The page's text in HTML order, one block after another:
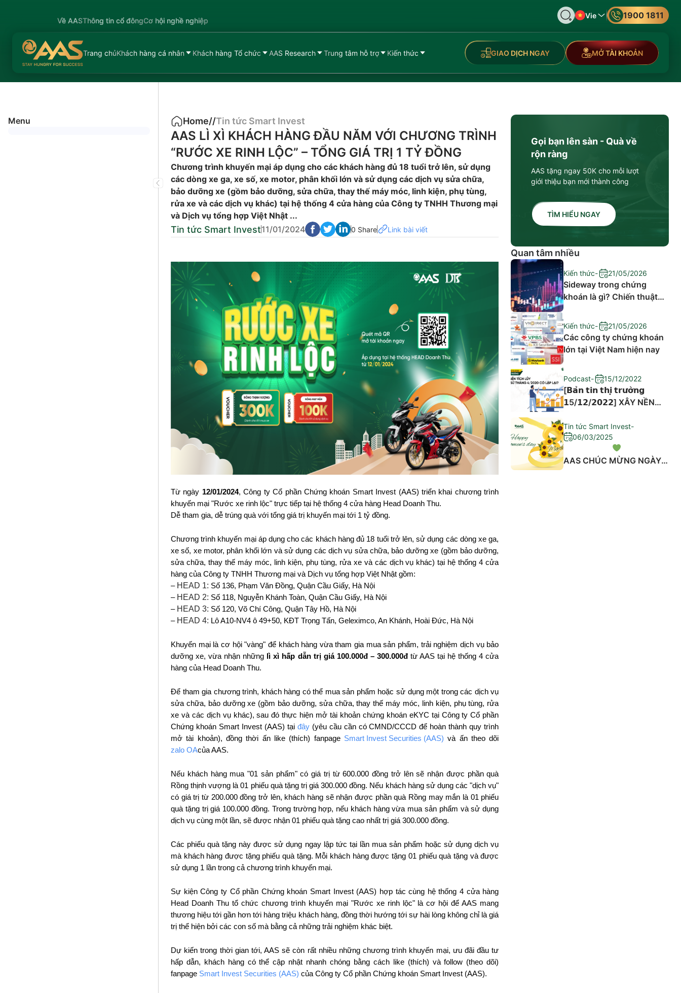
Về AASThông tin cổ đôngCơ hội nghề nghiệp
Vie 1900 1811
Trang chủKhách hàng cá nhân Khách hàng Tổ chức AAS Research Trung tâm hỗ trợ Kiến thức GIAO DỊCH NGAY MỞ TÀI KHOẢN
Menu Home//Tin tức Smart Invest
AAS LÌ XÌ KHÁCH HÀNG ĐẦU NĂM VỚI CHƯƠNG TRÌNH
“RƯỚC XE RINH LỘC” – TỔNG GIÁ TRỊ 1 TỶ ĐỒNG
Chương trình khuyến mại áp dụng cho các khách hàng đủ 18 tuổi trở lên, sử dụng
các dòng xe ga, xe số, xe motor, phân khối lớn và sử dụng các dịch vụ sửa chữa,
bảo dưỡng xe (gồm bảo dưỡng, sửa chữa, thay thế máy móc, linh kiện, phụ tùng,
rửa xe và các dịch vụ khác) tại hệ thống 4 cửa hàng của Công ty TNHH Thương mại
và Dịch vụ tổng hợp Việt Nhật ...
Tin tức Smart Invest11/01/2024 0 Share Link bài viết
Từ ngày 12/01/2024, Công ty Cổ phần Chứng khoán Smart Invest (AAS) triển khai chương trình
khuyến mại "Rước xe rinh lộc" trực tiếp tại hệ thống 4 cửa hàng Head Doanh Thu.
Dễ tham gia, dễ trúng quà với tổng giá trị khuyến mại tới 1 tỷ đồng.
Chương trình khuyến mại áp dụng cho các khách hàng đủ 18 tuổi trở lên, sử dụng các dòng xe ga,
xe số, xe motor, phân khối lớn và sử dụng các dịch vụ sửa chữa, bảo dưỡng xe (gồm bảo dưỡng,
sửa chữa, thay thế máy móc, linh kiện, phụ tùng, rửa xe và các dịch vụ khác) tại hệ thống 4 cửa
hàng của Công ty TNHH Thương mại và Dịch vụ tổng hợp Việt Nhật gồm:
– HEAD 1: Số 136, Phạm Văn Đồng, Quận Cầu Giấy, Hà Nội
– HEAD 2: Số 118, Nguyễn Khánh Toàn, Quận Cầu Giấy, Hà Nội
– HEAD 3: Số 120, Võ Chí Công, Quận Tây Hồ, Hà Nội
– HEAD 4: Lô A10-NV4 ô 49+50, KĐT Trọng Tấn, Geleximco, An Khánh, Hoài Đức, Hà Nội
Khuyến mại là cơ hội "vàng" để khách hàng vừa tham gia mua sản phẩm, trải nghiệm dịch vụ bảo
dưỡng xe, vừa nhận những lì xì hấp dẫn trị giá 100.000đ – 300.000đtừ AAS tại hệ thống 4 cửa
hàng của Head Doanh Thu.
Để tham gia chương trình, khách hàng có thể mua sản phẩm hoặc sử dụng một trong các dịch vụ
sửa chữa, bảo dưỡng xe (gồm bảo dưỡng, sửa chữa, thay thế máy móc, linh kiện, phụ tùng, rửa
xe và các dịch vụ khác), sau đó thực hiện mở tài khoản chứng khoán eKYC tại Công ty Cổ phần
Chứng khoán Smart Invest (AAS) tại đây(yêu cầu cần có CMND/CCCD để hoàn thành quy trình
mở tài khoản), đồng thời ấn like (thích) fanpage Smart Invest Securities (AAS) và ấn theo dõi
zalo OAcủa AAS.
Nếu khách hàng mua "01 sản phẩm" có giá trị từ 600.000 đồng trở lên sẽ nhận được phần quà
Rồng thịnh vượng là 01 phiếu quà tặng trị giá 300.000 đồng. Nếu khách hàng sử dụng các "dịch vụ"
có giá trị từ 200.000 đồng trở lên, khách hàng sẽ nhận được phần quà Rồng may mắn là 01 phiếu
quà tặng trị giá 100.000 đồng. Trong trường hợp, nếu khách hàng vừa mua sản phẩm và sử dụng
dịch vụ cùng một lần, sẽ được nhận 01 phiếu quà tặng cao nhất trị giá 300.000 đồng.
Các phiếu quà tặng này được sử dụng ngay lập tức tại lần mua sản phẩm hoặc sử dụng dịch vụ
mà khách hàng được tặng phiếu quà tặng. Mỗi khách hàng được tặng 01 phiếu quà tặng và được
sử dụng 1 lần trong cả chương trình khuyến mại.
Sự kiện Công ty Cổ phần Chứng khoán Smart Invest (AAS) hợp tác cùng hệ thống 4 cửa hàng
Head Doanh Thu tổ chức chương trình khuyến mại "Rước xe rinh lộc" là cơ hội để AAS mang
thương hiệu tới gần hơn tới hàng triệu khách hàng, đồng thời hướng tới sự hài lòng không chỉ là giá
trị thể hiện bởi các con số mà bằng cả những trải nghiệm khác biệt.
Dự kiến trong thời gian tới, AAS sẽ còn rất nhiều những chương trình khuyến mại, ưu đãi đầu tư
hấp dẫn, khách hàng có thể cập nhật nhanh chóng bằng cách like (thích) và follow (theo dõi)
fanpage Smart Invest Securities (AAS) của Công ty Cổ phần Chứng khoán Smart Invest (AAS).
Gọi bạn lên sàn - Quà về
rộn ràng
AAS tặng ngay 50K cho mỗi lượt
giới thiệu bạn mới thành công
TÌM HIỂU NGAY
Quan tâm nhiều
Kiến thức- 21/05/2026
Sideway trong chứng
khoán là gì? Chiến thuật
Kiến thức- 21/05/2026
Các công ty chứng khoán
lớn tại Việt Nam hiện nay
Podcast- 15/12/2022
[𝗕𝗮̉𝗻 𝘁𝗶𝗻 𝘁𝗵𝗶̣ 𝘁𝗿𝘂̛𝗼̛̀𝗻𝗴
𝟭5/𝟭𝟮/𝟮𝟬𝟮𝟮] XÂY NỀN
THÁNG 4/2020 CÓ LẶP
LẠI?
Tin tức Smart Invest-
06/03/2025
AAS CHÚC MỪNG NGÀY